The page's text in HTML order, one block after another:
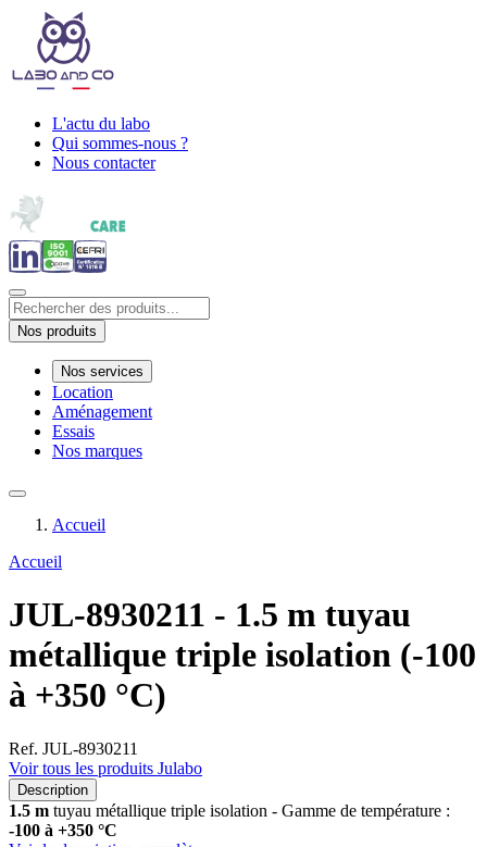
L'actu du labo
Qui sommes-nous ?
Nous contacter
Nos produits
Nos services
Location
Aménagement
Essais
Nos marques
Accueil
Accueil
JUL-8930211 - 1.5 m tuyau
métallique triple isolation (-100
à +350 °C)
Ref. JUL-8930211
Voir tous les produits Julabo
Description
1.5 m tuyau métallique triple isolation - Gamme de température :
-100 à +350 °C